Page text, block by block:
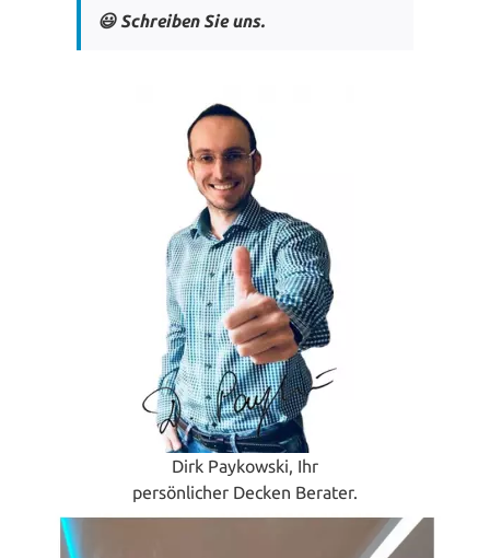
😃 Schreiben Sie uns.
Dirk Paykowski, Ihr
persönlicher Decken Berater.